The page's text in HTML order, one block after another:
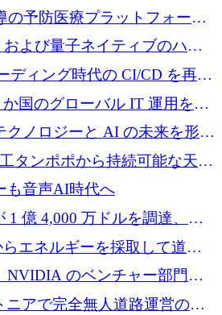
を確保
の予防医療プラットフォーム
シリーズ A で 2,000 万ドル
および量子ネイティブのハー
ニアリングを推進するために
調達
ディング時代の CI/CD を再発
万ドルをかけてステルスか
か国のグローバル IT 運用を自
300 万ユーロ以上を調達
クノロジーと AI の未来を形作
ン リーダーが Nexus
に集まる理由
タンポポから持続可能な天然
めに 340 万ポンドを調達
も音声AI時代へ
1 億 4,000 万ドルを調達、
AI を買収、Bliq がエストニア
路運営を承認
らエネルギーを採取して道路
ために 2,360 万ドルを調達
NVIDIA のベンチャー部門か
ズ B を拡大
ニアで完全無人道路運営の承